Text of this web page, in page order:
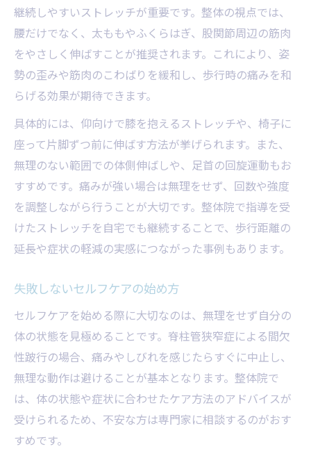
継続しやすいストレッチが重要です。整体の視点では、
腰だけでなく、太ももやふくらはぎ、股関節周辺の筋肉
をやさしく伸ばすことが推奨されます。これにより、姿
勢の歪みや筋肉のこわばりを緩和し、歩行時の痛みを和
らげる効果が期待できます。
具体的には、仰向けで膝を抱えるストレッチや、椅子に
座って片脚ずつ前に伸ばす方法が挙げられます。また、
無理のない範囲での体側伸ばしや、足首の回旋運動もお
すすめです。痛みが強い場合は無理をせず、回数や強度
を調整しながら行うことが大切です。整体院で指導を受
けたストレッチを自宅でも継続することで、歩行距離の
延長や症状の軽減の実感につながった事例もあります。
失敗しないセルフケアの始め方
セルフケアを始める際に大切なのは、無理をせず自分の
体の状態を見極めることです。脊柱管狭窄症による間欠
性跛行の場合、痛みやしびれを感じたらすぐに中止し、
無理な動作は避けることが基本となります。整体院で
は、体の状態や症状に合わせたケア方法のアドバイスが
受けられるため、不安な方は専門家に相談するのがおす
すめです。